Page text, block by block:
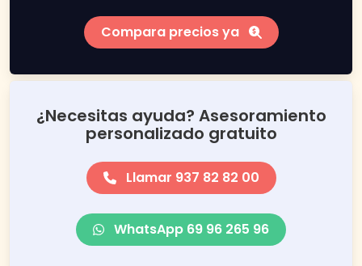
Compara precios ya
¿Necesitas ayuda? Asesoramiento
personalizado gratuito
Llamar 937 82 82 00
WhatsApp 69 96 265 96